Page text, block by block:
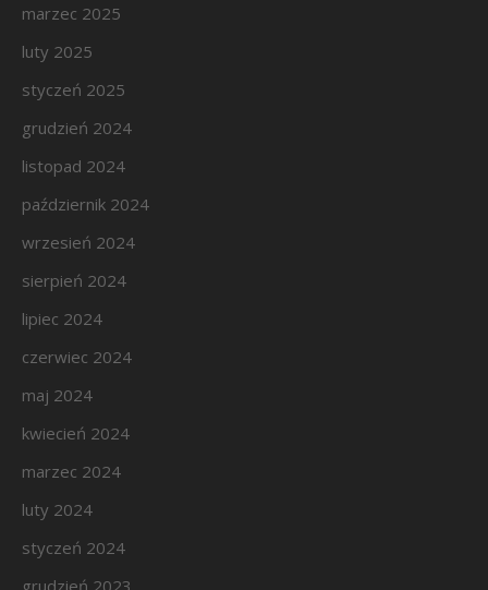
marzec 2025
luty 2025
styczeń 2025
grudzień 2024
listopad 2024
październik 2024
wrzesień 2024
sierpień 2024
lipiec 2024
czerwiec 2024
maj 2024
kwiecień 2024
marzec 2024
luty 2024
styczeń 2024
grudzień 2023